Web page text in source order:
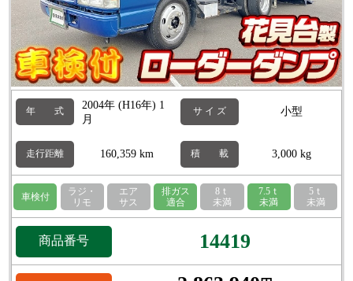
年 式
2004年 (H16年) 1
月
サ イ ズ 小型
走行距離 160,359 km 積 載 3,000 kg
車検付
ラジ・
リモ
エア
サス
排ガス
適合
8ｔ
未満
7.5ｔ
未満
5ｔ
未満
商品番号
14419